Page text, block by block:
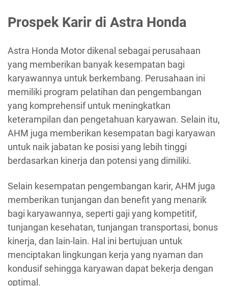
Prospek Karir di Astra Honda
Astra Honda Motor dikenal sebagai perusahaan
yang memberikan banyak kesempatan bagi
karyawannya untuk berkembang. Perusahaan ini
memiliki program pelatihan dan pengembangan
yang komprehensif untuk meningkatkan
keterampilan dan pengetahuan karyawan. Selain itu,
AHM juga memberikan kesempatan bagi karyawan
untuk naik jabatan ke posisi yang lebih tinggi
berdasarkan kinerja dan potensi yang dimiliki.
Selain kesempatan pengembangan karir, AHM juga
memberikan tunjangan dan benefit yang menarik
bagi karyawannya, seperti gaji yang kompetitif,
tunjangan kesehatan, tunjangan transportasi, bonus
kinerja, dan lain-lain. Hal ini bertujuan untuk
menciptakan lingkungan kerja yang nyaman dan
kondusif sehingga karyawan dapat bekerja dengan
optimal.